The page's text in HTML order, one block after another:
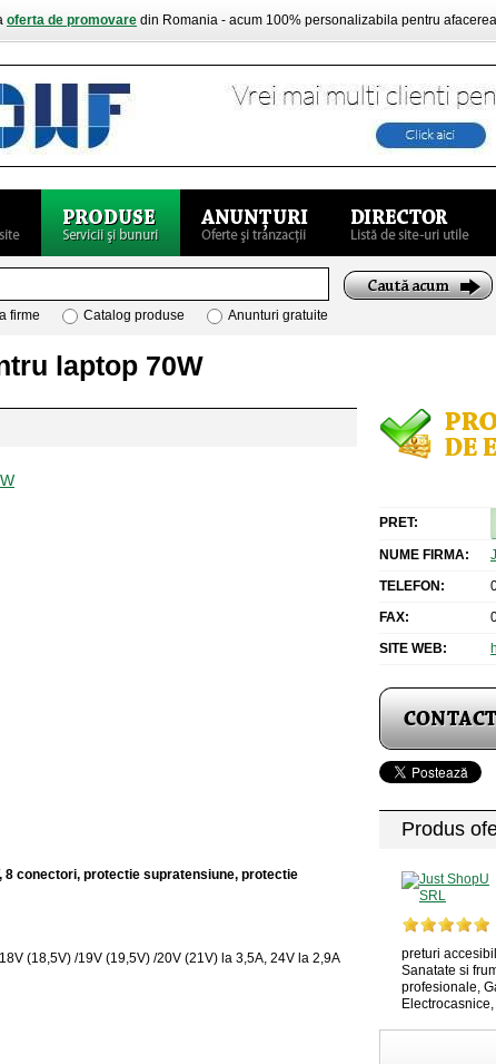
oferta de promovare din Romania - acum 100% personalizabila pentru
firme Catalog produse Anunturi gratuite
laptop 70W
8 conectori, protectie supratensiune, protectie
(18,5V) /19V (19,5V) /20V (21V) la 3,5A, 24V la 2,9A
PRET:
NUME FIRMA:
TELEFON:
FAX:
SITE WEB:
Produs
preturi
Sanatate si
profesionale,